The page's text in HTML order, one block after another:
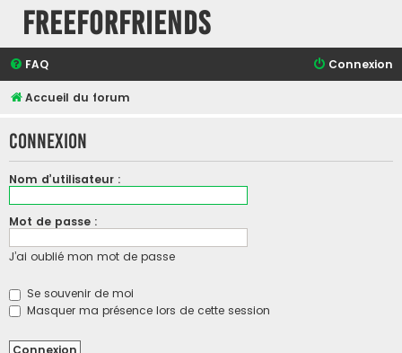
FreeForFriends
FAQ Connexion
Accueil du forum
Connexion
Nom d’utilisateur :
Mot de passe :
J’ai oublié mon mot de passe
Se souvenir de moi
Masquer ma présence lors de cette session